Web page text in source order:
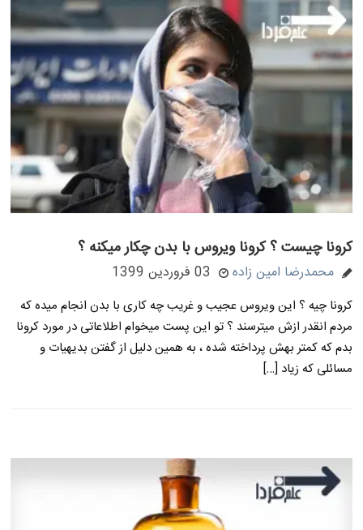
کرونا چیست ؟ کرونا ویروس با بدن چکار میکنه ؟
محمدرضا امین زاده 03 فروردین 1399
کرونا چیه ؟ این ویروس عجیب و غریب چه کاری با بدن انجام میده که
مردم انقدر ازش میترسند ؟ تو این پست میخوام اطلاعاتی در مورد کرونا
بدم که کمتر بهش پرداخته شده ، به همین دلیل از گفتن بدیهیات و
مسائلی که زیاد […]